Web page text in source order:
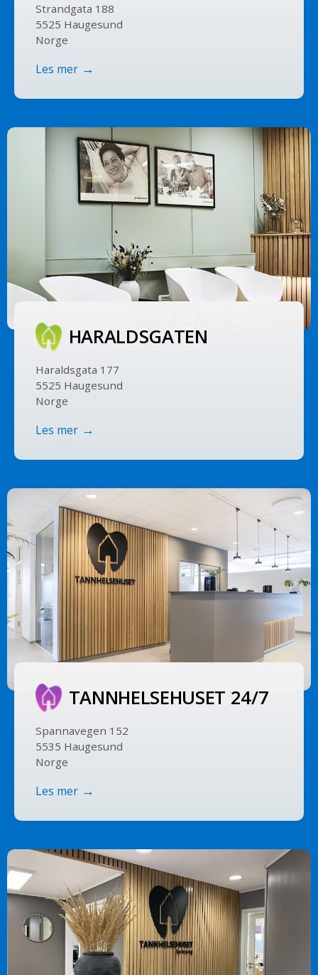
Strandgata 188
5525 Haugesund
Norge
Les mer
HARALDS­GATEN
Haraldsgata 177
5525 Haugesund
Norge
Les mer
TANNHELSE­HUSET 24/7
Spannavegen 152
5535 Haugesund
Norge
Les mer